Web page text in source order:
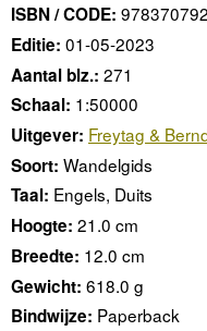
ISBN / CODE:
Editie: 01-05-2023
Aantal blz.: 271
Schaal: 1:50000
Uitgever: Freytag &
Soort: Wandelgids
Taal: Engels, Duits
Hoogte: 21.0 cm
Breedte: 12.0 cm
Gewicht: 618.0 g
Bindwijze: Paperback